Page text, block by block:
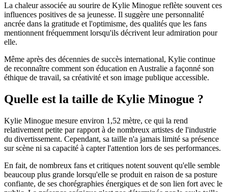
La chaleur associée au sourire de Kylie Minogue reflète souvent ces
influences positives de sa jeunesse. Il suggère une personnalité
ancrée dans la gratitude et l'optimisme, des qualités que les fans
mentionnent fréquemment lorsqu'ils décrivent leur admiration pour
elle.
Même après des décennies de succès international, Kylie continue
de reconnaître comment son éducation en Australie a façonné son
éthique de travail, sa créativité et son image publique accessible.
Quelle est la taille de Kylie Minogue ?
Kylie Minogue mesure environ 1,52 mètre, ce qui la rend
relativement petite par rapport à de nombreux artistes de l'industrie
du divertissement. Cependant, sa taille n'a jamais limité sa présence
sur scène ni sa capacité à capter l'attention lors de ses performances.
En fait, de nombreux fans et critiques notent souvent qu'elle semble
beaucoup plus grande lorsqu'elle se produit en raison de sa posture
confiante, de ses chorégraphies énergiques et de son lien fort avec le